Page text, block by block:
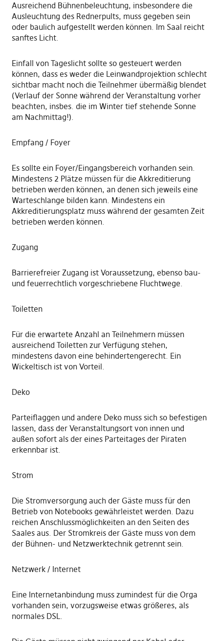
Ausreichend Bühnenbeleuchtung, insbesondere die
Ausleuchtung des Rednerpults, muss gegeben sein
oder baulich aufgestellt werden können. Im Saal reicht
sanftes Licht.
Einfall von Tageslicht sollte so gesteuert werden
können, dass es weder die Leinwandprojektion schlecht
sichtbar macht noch die Teilnehmer übermäßig blendet
(Verlauf der Sonne während der Veranstaltung vorher
beachten, insbes. die im Winter tief stehende Sonne
am Nachmittag!).
Empfang / Foyer
Es sollte ein Foyer/Eingangsbereich vorhanden sein.
Mindestens 2 Plätze müssen für die Akkreditierung
betrieben werden können, an denen sich jeweils eine
Warteschlange bilden kann. Mindestens ein
Akkreditierungsplatz muss während der gesamten Zeit
betrieben werden können.
Zugang
Barrierefreier Zugang ist Voraussetzung, ebenso bau-
und feuerrechtlich vorgeschriebene Fluchtwege.
Toiletten
Für die erwartete Anzahl an Teilnehmern müssen
ausreichend Toiletten zur Verfügung stehen,
mindestens davon eine behindertengerecht. Ein
Wickeltisch ist von Vorteil.
Deko
Parteiflaggen und andere Deko muss sich so befestigen
lassen, dass der Veranstaltungsort von innen und
außen sofort als der eines Parteitages der Piraten
erkennbar ist.
Strom
Die Stromversorgung auch der Gäste muss für den
Betrieb von Notebooks gewährleistet werden. Dazu
reichen Anschlussmöglichkeiten an den Seiten des
Saales aus. Der Stromkreis der Gäste muss von dem
der Bühnen- und Netzwerktechnik getrennt sein.
Netzwerk / Internet
Eine Internetanbindung muss zumindest für die Orga
vorhanden sein, vorzugsweise etwas größeres, als
normales DSL.